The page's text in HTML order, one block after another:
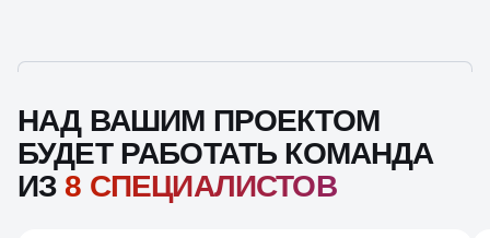
НАД ВАШИМ ПРОЕКТОМ
БУДЕТ РАБОТАТЬ КОМАНДА
ИЗ 8 СПЕЦИАЛИСТОВ